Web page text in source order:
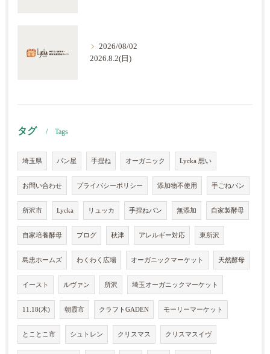
2026/08/02
2026.8.2(日)
タグ Tags
埼玉県 パン屋 手捏ね オーガニック Lycka 想い
お問い合わせ プライバシーポリシー 添加物不使用 手ごねパン
所沢市 Lycka リュッカ 手捏ねパン 無添加 自家製酵母
自家培養酵母 ブログ 秋津 アレルギー対応 東所沢
島忠ホームズ わくわく広場 オーガニックマーケット 天然酵母
イースト ルヴァン 所沢 埼玉オーガニックマーケット
11.18(木) 朝霞市 クラフトGADEN モーリーマーケット
とことこ市 シュトレン クリスマス クリスマスイヴ